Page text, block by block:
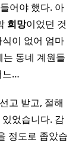
어야 했다. 아
희망이었던 것
이 없어 엄마
동네 계원들
느…
고 받고, 절해
었습니다. 감
정도로 좁았습